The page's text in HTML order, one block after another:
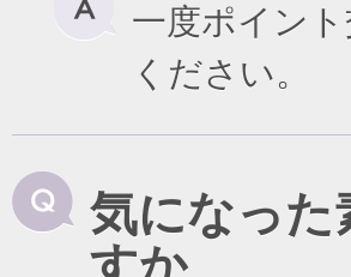
一度ポイン
ください。
気になった
すか